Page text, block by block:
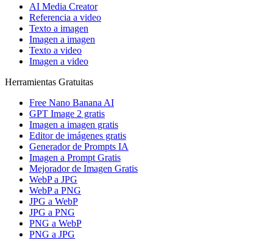
AI Media Creator
Referencia a video
Texto a imagen
Imagen a imagen
Texto a video
Imagen a video
Herramientas Gratuitas
Free Nano Banana AI
GPT Image 2 gratis
Imagen a imagen gratis
Editor de imágenes gratis
Generador de Prompts IA
Imagen a Prompt Gratis
Mejorador de Imagen Gratis
WebP a JPG
WebP a PNG
JPG a WebP
JPG a PNG
PNG a WebP
PNG a JPG